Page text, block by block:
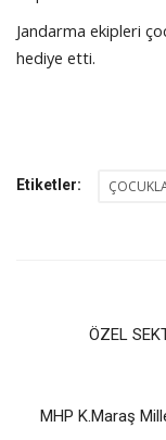
Jandarma ekipleri
hediye etti.
Etiketler:
ÖZEL
MHP K.Maraş